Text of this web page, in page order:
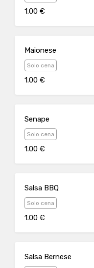
1.00 €
Maionese
Solo cena
1.00 €
Senape
Solo cena
1.00 €
Salsa BBQ
Solo cena
1.00 €
Salsa Bernese